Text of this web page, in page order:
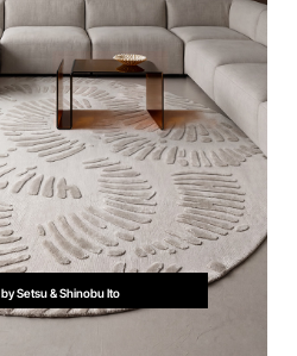
by Setsu & Shinobu Ito